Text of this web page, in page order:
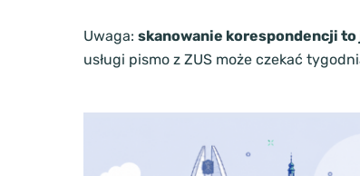
Uwaga: skanowanie korespondencji
usługi pismo z ZUS może czekać